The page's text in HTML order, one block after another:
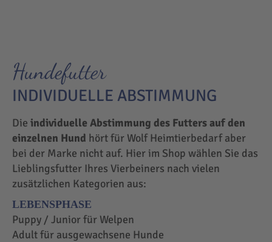
Hundefutter
INDIVIDUELLE ABSTIMMUNG
Die individuelle Abstimmung des Futters auf den
einzelnen Hund hört für Wolf Heimtierbedarf aber
bei der Marke nicht auf. Hier im Shop wählen Sie das
Lieblingsfutter Ihres Vierbeiners nach vielen
zusätzlichen Kategorien aus:
LEBENSPHASE
Puppy / Junior für Welpen
Adult für ausgewachsene Hunde